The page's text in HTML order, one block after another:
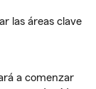
las áreas clave
a comenzar